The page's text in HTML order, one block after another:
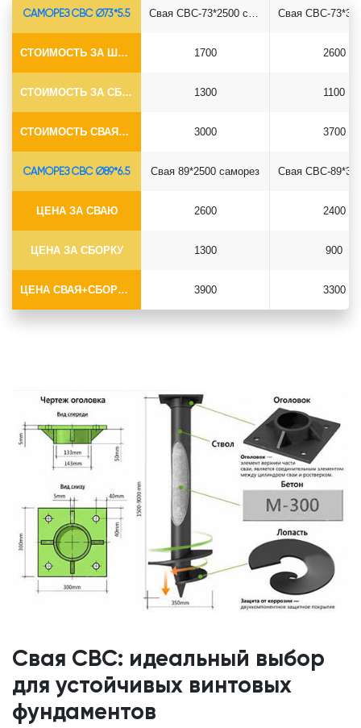
САМОРЕЗ СВС Ø73*5.5
СТОИМОСТЬ ЗА ШТУКУ
СТОИМОСТЬ ЗА СБОРКУ
СТОИМОСТЬ СВАЯ+СБОРКА (БЕЗ ОГОЛОВКА)
1700
1300
3000
2600
1100
3700
САМОРЕЗ СВС Ø89*6.5
ЦЕНА ЗА СВАЮ
ЦЕНА ЗА СБОРКУ
ЦЕНА СВАЯ+СБОРКА (БЕЗ ОГОЛОВКА)
Свая 89*2500 саморез
2600
1300
3900
2400
900
3300
Свая СВС: идеальный выбор
для устойчивых винтовых
фундаментов